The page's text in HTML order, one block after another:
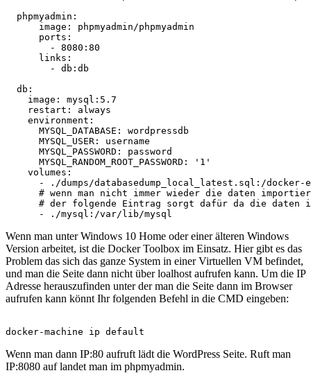
  phpmyadmin:
      image: phpmyadmin/phpmyadmin
      ports:
        - 8080:80
      links:
        - db:db
  db:
    image: mysql:5.7
    restart: always
    environment:
      MYSQL_DATABASE: wordpressdb
      MYSQL_USER: username
      MYSQL_PASSWORD: password
      MYSQL_RANDOM_ROOT_PASSWORD: '1'
    volumes:
- ./dumps/databasedump_local_latest.sql:/
# wenn man nicht immer wieder die daten
# der folgende Eintrag sorgt dafür da die
Wenn man unter Windows 10 Home oder einer älteren Windows
Version arbeitet, ist die Docker Toolbox im Einsatz. Hier gibt es das
Problem das sich das ganze System in einer Virtuellen VM befindet,
und man die Seite dann nicht über loalhost aufrufen kann. Um die IP
Adresse herauszufinden unter der man die Seite dann im Browser
aufrufen kann könnt Ihr folgenden Befehl in die CMD eingeben:
Wenn man dann IP:80 aufruft lädt die WordPress Seite. Ruft man
IP:8080 auf landet man im phpmyadmin.